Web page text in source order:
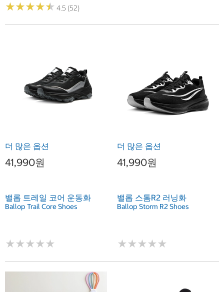
★★★★★
★★★★★ 4.5 (52)
더 많은 옵션
41,990원
밸롭 트레일 코어 운동화
Ballop Trail Core Shoes
★★★★★
★★★★★
더 많은 옵션
41,990원
밸롭 스톰R2 러닝화
Ballop Storm R2 Shoes
★★★★★
★★★★★